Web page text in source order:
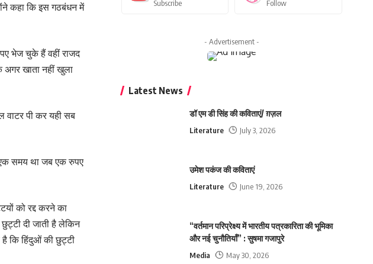
कहा कि इस गठबंधन में
भेज चुके हैं वहीं राजद
खाता नहीं खुला
वाटर पी कर यही सब
एक समय था जब एक रुपए
को रद्द करने का
दी जाती है लेकिन
है कि हिंदुओं की छुट्टी
Subscribe Follow
- Advertisement -
Latest News
डॉ एम डी सिंह की कविताएं/ ग़ज़ल
Literature July 3, 2026
उमेश पकंज की कविताएं
Literature June 19, 2026
“वर्तमान परिप्रेक्ष्य में भारतीय पत्रकारिता की भूमिका
और नई चुनौतियाँ” : सुषमा गजापुरे
Media May 30, 2026